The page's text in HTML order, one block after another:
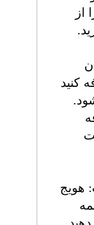
کنید
هویج